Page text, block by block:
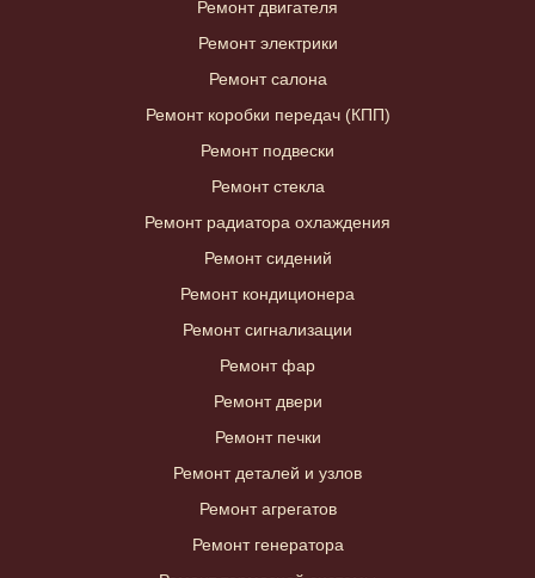
Ремонт двигателя
Ремонт электрики
Ремонт салона
Ремонт коробки передач (КПП)
Ремонт подвески
Ремонт стекла
Ремонт радиатора охлаждения
Ремонт сидений
Ремонт кондиционера
Ремонт сигнализации
Ремонт фар
Ремонт двери
Ремонт печки
Ремонт деталей и узлов
Ремонт агрегатов
Ремонт генератора